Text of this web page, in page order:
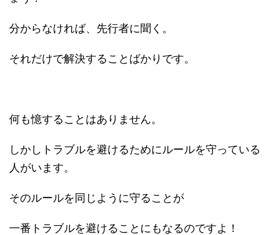
分からなければ、先行者に聞く。
それだけで解決することばかりです。
何も憶することはありません。
しかしトラブルを避けるためにルールを守っている
人がいます。
そのルールを同じように守ることが
一番トラブルを避けることにもなるのですよ！